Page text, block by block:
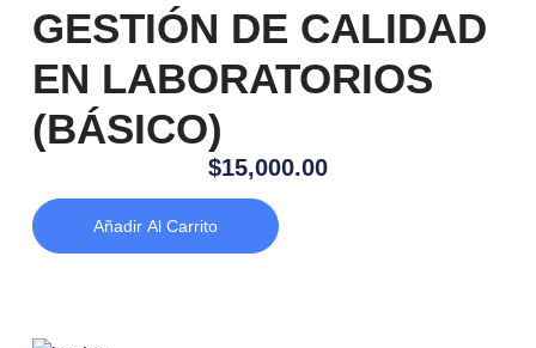
GESTIÓN DE CALIDAD
EN LABORATORIOS
(BÁSICO)
$15,000.00
Añadir Al Carrito